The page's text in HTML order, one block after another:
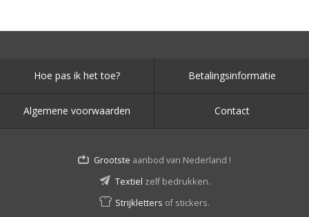
Hoe pas ik het toe? Betalingsinformatie
Algemene voorwaarden Contact
Grootste aanbod van Nederland !
Textiel zelf bedrukken.
Strijkletters of stickers.